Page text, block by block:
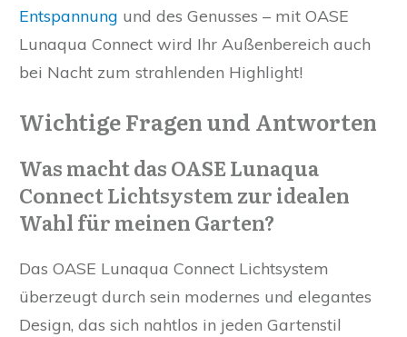
Entspannung und des Genusses – mit OASE
Lunaqua Connect wird Ihr Außenbereich auch
bei Nacht zum strahlenden Highlight!
Wichtige Fragen und Antworten
Was macht das OASE Lunaqua
Connect Lichtsystem zur idealen
Wahl für meinen Garten?
Das OASE Lunaqua Connect Lichtsystem
überzeugt durch sein modernes und elegantes
Design, das sich nahtlos in jeden Gartenstil